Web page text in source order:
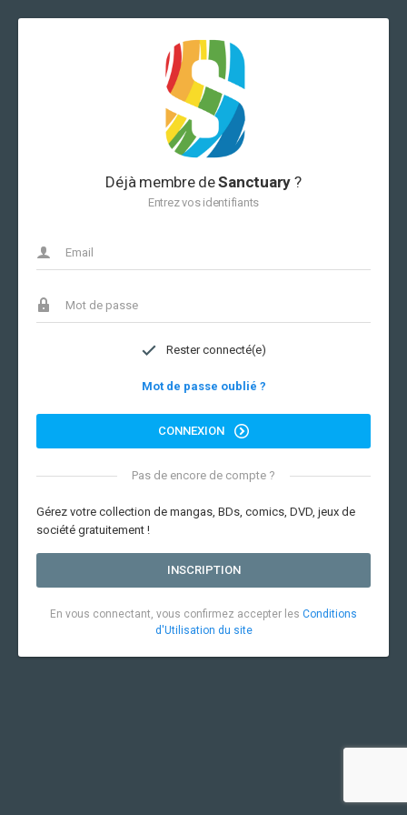
Déjà membre deSanctuary ?
Entrez vos identifiants
Rester connecté(e)
Mot de passe oublié ?
CONNEXION
Pas de encore de compte ?
Gérez votre collection de mangas, BDs, comics, DVD, jeux de
société gratuitement !
INSCRIPTION
En vous connectant, vous confirmez accepter les Conditions
d'Utilisation du site